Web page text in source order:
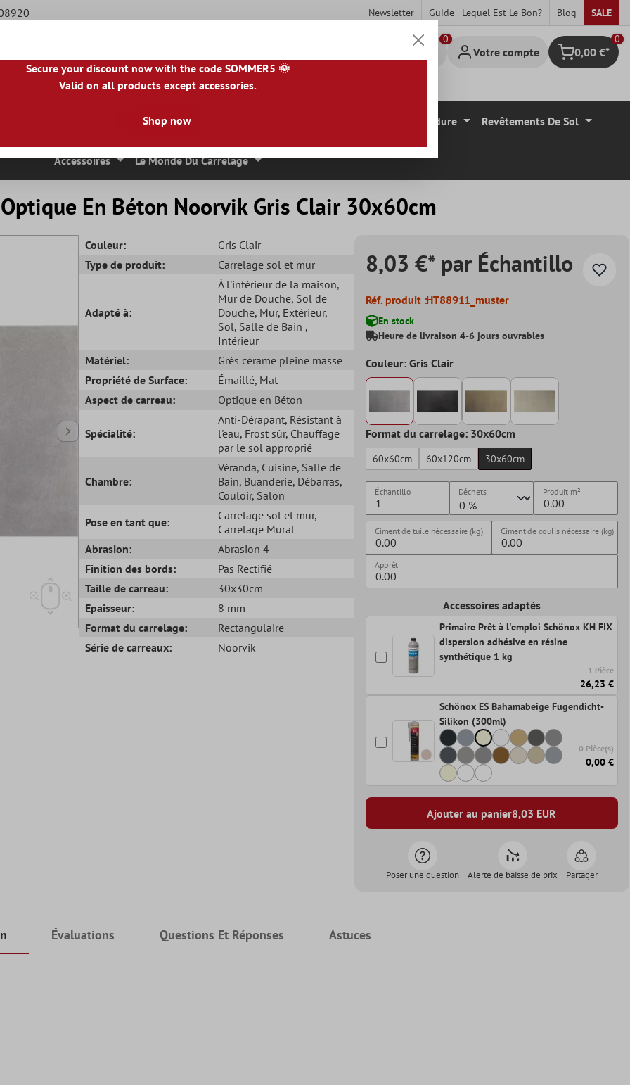
Newsletter Guide - Lequel Est Le Bon? Blog SALE
Votre compte Panier
0
0,00 €*
ES|PL|PT| FI|GR|RO|NO|HU|BG|HR
Carreaux En Pierre Naturelle Carrelage Mural Bordure Revêtements De Sol
Accessoires Le Monde Du Carrelage
En Béton Noorvik Gris Clair 30x60cm
Couleur:
Gris Clair
Type de produit:
Carrelage sol et mur
Adapté à:
À l'intérieur de la maison,
Mur de Douche, Sol de
Douche, Mur, Extérieur,
Sol, Salle de Bain ,
Intérieur
Matériel:
Grès cérame pleine masse
Propriété de Surface:
Émaillé, Mat
Aspect de carreau:
Optique en Béton
Spécialité:
Anti-Dérapant, Résistant à
l'eau, Frost sûr, Chauffage
par le sol approprié
Chambre:
Véranda, Cuisine, Salle de
Bain, Buanderie, Débarras,
Couloir, Salon
Pose en tant que:
Carrelage sol et mur,
Carrelage Mural
Abrasion:
Abrasion 4
Finition des bords:
Pas Rectifié
Taille de carreau:
30x30cm
Epaisseur:
8 mm
Format du carrelage:
Rectangulaire
Série de carreaux:
Noorvik
8,03 €* par Échantillo
Réf. produit :HT88911_muster
En stock
Heure de livraison 4-6 jours ouvrables
Couleur: Gris Clair
Format du carrelage: 30x60cm
60x60cm 60x120cm 30x60cm
Échantillo Déchets Produit m²
Ciment de tuile nécessaire (kg) Ciment de coulis nécessaire (kg)
Apprêt
Accessoires adaptés
Primaire Prêt à l'emploi Schönox KH FIX
dispersion adhésive en résine
synthétique 1 kg
1 Pièce
26,23 €
Schönox ES Bahamabeige Fugendicht-
Silikon (300ml)
0 Pièce(s)
0,00 €
Ajouter au panier8,03 EUR
Poser une question Alerte de baisse de prix Partager
Évaluations Questions Et Réponses Astuces
Secure your discount now with the code SOMMER5 🌞
Valid on all products except accessories.
Shop now